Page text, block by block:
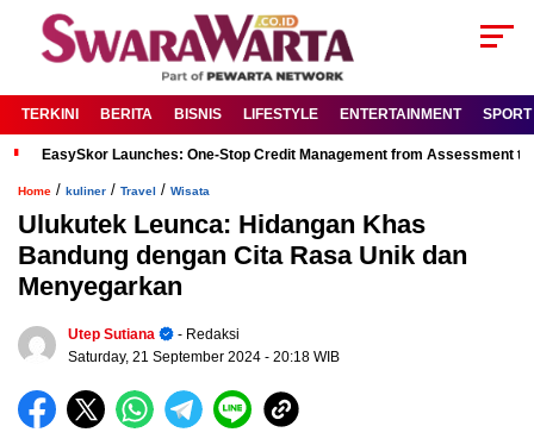
TERKINI BERITA BISNIS LIFESTYLE ENTERTAINMENT SPORT
EasySkor Launches: One-Stop Credit Management from Assessment
Home / kuliner / Travel / Wisata
Ulukutek Leunca: Hidangan Khas
Bandung dengan Cita Rasa Unik dan
Menyegarkan
Utep Sutiana
- Redaksi
Saturday, 21 September 2024 - 20:18 WIB